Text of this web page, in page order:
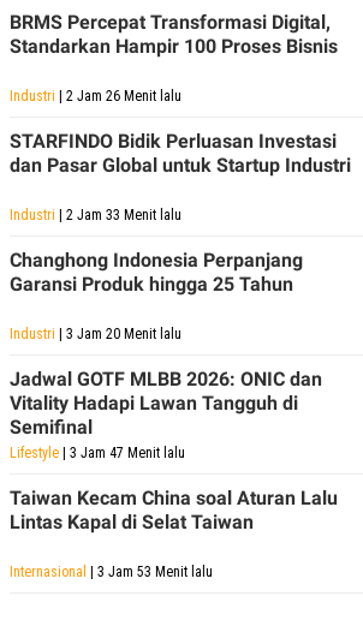
P
A
P
R
D
V
E
I
I
N
K
M
E
D
A
D
OF
USE
PEMBERITAAN
BRMS Percepat Transformasi Digital,
Standarkan Hampir 100 Proses Bisnis
Industri | 2 Jam 26 Menit lalu
STARFINDO Bidik Perluasan Investasi
dan Pasar Global untuk Startup Industri
Industri | 2 Jam 33 Menit lalu
Changhong Indonesia Perpanjang
Garansi Produk hingga 25 Tahun
Industri | 3 Jam 20 Menit lalu
Jadwal GOTF MLBB 2026: ONIC dan
Vitality Hadapi Lawan Tangguh di
Semifinal
Lifestyle | 3 Jam 47 Menit lalu
Taiwan Kecam China soal Aturan Lalu
Lintas Kapal di Selat Taiwan
Internasional | 3 Jam 53 Menit lalu